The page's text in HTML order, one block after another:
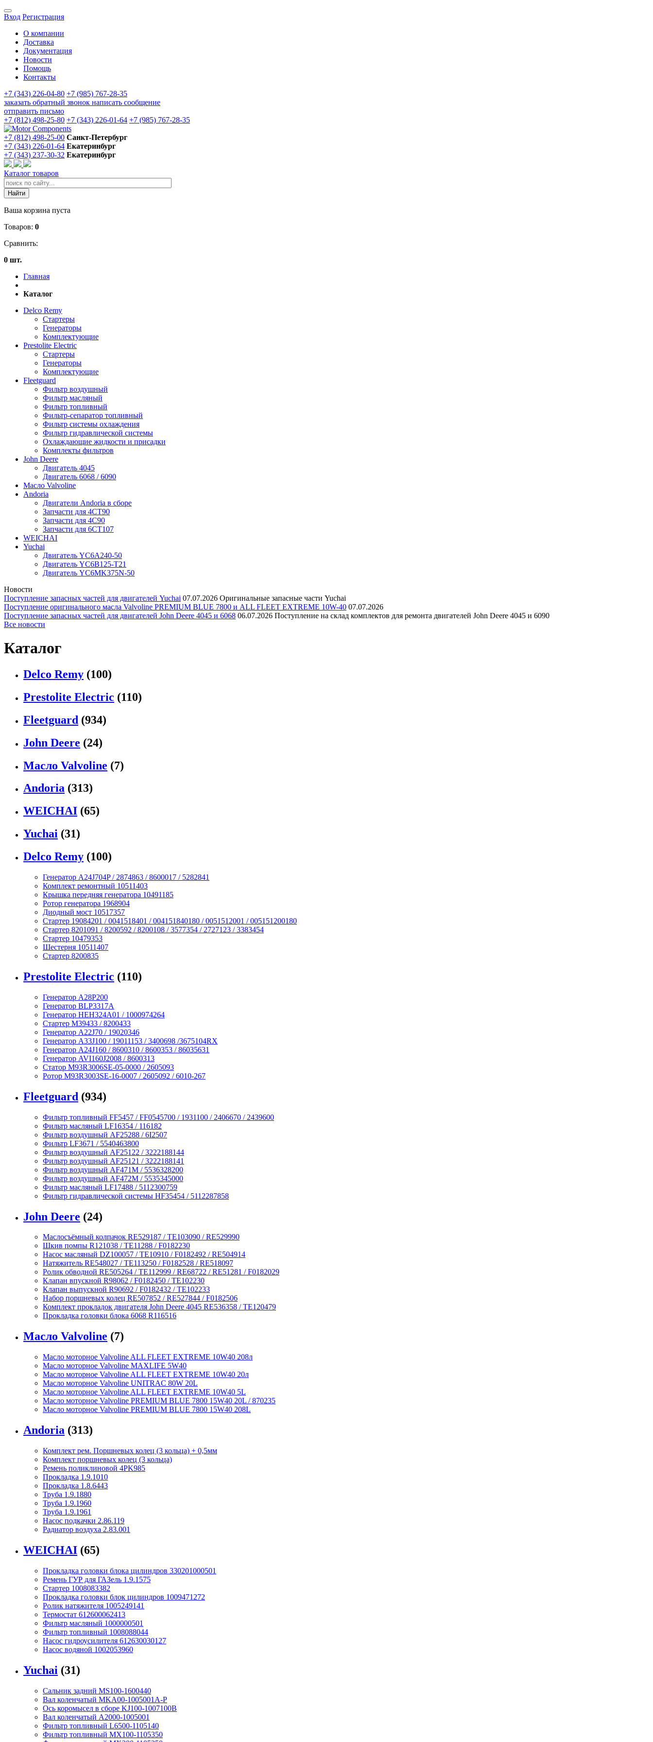
Вход Регистрация
О компании
Доставка
Документация
Новости
Помощь
Контакты
+7 (343) 226-04-80 +7 (985) 767-28-35
заказать обратный звонок написать сообщение
отправить письмо
+7 (812) 498-25-80 +7 (343) 226-01-64 +7 (985) 767-28-35
+7 (812) 498-25-00 Санкт-Петербург
+7 (343) 226-01-64 Екатеринбург
+7 (343) 237-30-32 Екатеринбург
Каталог товаров
Ваша корзина пуста
Товаров: 0
Сравнить:
0 шт.
Главная
Каталог
Delco Remy
Стартеры
Генераторы
Комплектующие
Prestolite Electric
Стартеры
Генераторы
Комплектующие
Fleetguard
Фильтр воздушный
Фильтр масляный
Фильтр топливный
Фильтр-сепаратор топливный
Фильтр системы охлаждения
Фильтр гидравлической системы
Охлаждающие жидкости и присадки
Комплекты фильтров
John Deere
Двигатель 4045
Двигатель 6068 / 6090
Масло Valvoline
Andoria
Двигатели Andoria в сборе
Запчасти для 4CT90
Запчасти для 4С90
Запчасти для 6CT107
WEICHAI
Yuchai
Двигатель YC6A240-50
Двигатель YC6B125-T21
Двигатель YC6MK375N-50
Новости
Поступление запасных частей для двигателей Yuchai 07.07.2026 Оригинальные запасные части Yuchai
Поступление оригинального масла Valvoline PREMIUM BLUE 7800 и ALL FLEET EXTREME 10W-40 07.07.2026
Поступление запасных частей для двигателей John Deere 4045 и 6068 06.07.2026 Поступление на склад комплектов для ремонта двигателей John Deere 4045 и 6090
Все новости
Каталог
Delco Remy (100)
Prestolite Electric (110)
Fleetguard (934)
John Deere (24)
Масло Valvoline (7)
Andoria (313)
WEICHAI (65)
Yuchai (31)
Delco Remy (100)
Генератор A24J704P / 2874863 / 8600017 / 5282841
Комплект ремонтный 10511403
Крышка передняя генератора 10491185
Ротор генератора 1968904
Диодный мост 10517357
Стартер 19084201 / 0041518401 / 004151840180 / 0051512001 / 005151200180
Стартер 8201091 / 8200592 / 8200108 / 3577354 / 2727123 / 3383454
Стартер 10479353
Шестерня 10511407
Стартер 8200835
Prestolite Electric (110)
Генератор A28P200
Генератор BLP3317A
Генератор HEH324A01 / 1000974264
Стартер M39433 / 8200433
Генератор A22J70 / 19020346
Генератор A33J100 / 19011153 / 3400698 /3675104RX
Генератор A24J160 / 8600310 / 8600353 / 86035631
Генератор AVI160J2008 / 8600313
Статор M93R3006SE-05-0000 / 2605093
Ротор M93R3003SE-16-0007 / 2605092 / 6010-267
Fleetguard (934)
Фильтр топливный FF5457 / FF0545700 / 1931100 / 2406670 / 2439600
Фильтр масляный LF16354 / 116182
Фильтр воздушный AF25288 / 6I2507
Фильтр LF3671 / 5540463800
Фильтр воздушный AF25122 / 3222188144
Фильтр воздушный AF25121 / 3222188141
Фильтр воздушный AF471M / 5536328200
Фильтр воздушный AF472M / 5535345000
Фильтр масляный LF17488 / 5112300759
Фильтр гидравлической системы HF35454 / 5112287858
John Deere (24)
Маслосъёмный колпачок RE529187 / TE103090 / RE529990
Шкив помпы R121038 / TE11288 / F0182230
Насос масляный DZ100057 / TE10910 / F0182492 / RE504914
Натяжитель RE548027 / TE113250 / F0182528 / RE518097
Ролик обводной RE505264 / TE112999 / RE68722 / RE51281 / F0182029
Клапан впускной R98062 / F0182450 / TE102230
Клапан выпускной R90692 / F0182432 / TE102233
Набор поршневых колец RE507852 / RE527844 / F0182506
Комплект прокладок двигателя John Deere 4045 RE536358 / TE120479
Прокладка головки блока 6068 R116516
Масло Valvoline (7)
Масло моторное Valvoline ALL FLEET EXTREME 10W40 208л
Масло моторное Valvoline MAXLIFE 5W40
Масло моторное Valvoline ALL FLEET EXTREME 10W40 20л
Масло моторное Valvoline UNITRAC 80W 20L
Масло моторное Valvoline ALL FLEET EXTREME 10W40 5L
Масло моторное Valvoline PREMIUM BLUE 7800 15W40 20L / 870235
Масло моторное Valvoline PREMIUM BLUE 7800 15W40 208L
Andoria (313)
Комплект рем. Поршневых колец (3 кольца) + 0,5мм
Комплект поршневых колец (3 кольца)
Ремень поликлиновой 4PK985
Прокладка 1.9.1010
Прокладка 1.8.6443
Труба 1.9.1880
Труба 1.9.1960
Труба 1.9.1961
Насос подкачки 2.86.119
Радиатор воздуха 2.83.001
WEICHAI (65)
Прокладка головки блока цилиндров 330201000501
Ремень ГУР для ГАЗель 1.9.1575
Стартер 1008083382
Прокладка головки блок цилиндров 1009471272
Ролик натяжителя 1005249141
Термостат 612600062413
Фильтр масляный 1000000501
Фильтр топливный 1008088044
Насос гидроусилителя 612630030127
Насос водяной 1002053960
Yuchai (31)
Сальник задний MS100-1600440
Вал коленчатый MKA00-1005001A-P
Ось коромысел в сборе KJ100-1007100B
Вал коленчатый A2000-1005001
Фильтр топливный L6500-1105140
Фильтр топливный MX100-1105350